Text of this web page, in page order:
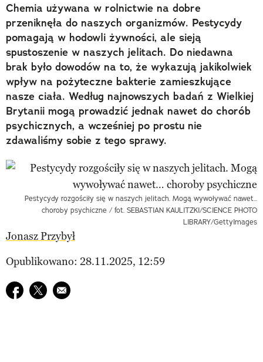
Chemia używana w rolnictwie na dobre
przeniknęła do naszych organizmów. Pestycydy
pomagają w hodowli żywności, ale sieją
spustoszenie w naszych jelitach. Do niedawna
brak było dowodów na to, że wykazują jakikolwiek
wpływ na pożyteczne bakterie zamieszkujące
nasze ciała. Według najnowszych badań z Wielkiej
Brytanii mogą prowadzić jednak nawet do chorób
psychicznych, a wcześniej po prostu nie
zdawaliśmy sobie z tego sprawy.
Pestycydy rozgościły się w naszych jelitach. Mogą wywoływać nawet…
choroby psychiczne / fot. SEBASTIAN KAULITZKI/SCIENCE PHOTO
LIBRARY/GettyImages
Jonasz Przybył
Opublikowano: 28.11.2025, 12:59
Udostępnij na facebook
Udostępnij na twitter
E-mail do przyjaciela